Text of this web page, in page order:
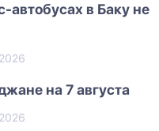
автобусах в Баку не
на 7 августа